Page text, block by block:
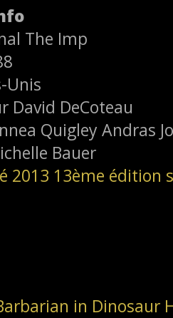
The Imp
Unis
David DeCoteau
Quigley Andras
Bauer
2013 13ème édition
in Dinosaur